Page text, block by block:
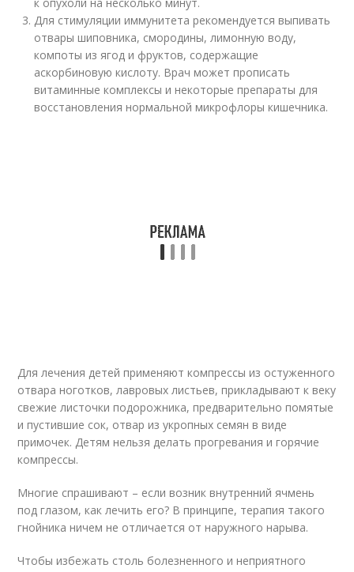
Для стимуляции иммунитета рекомендуется выпивать
отвары шиповника, смородины, лимонную воду,
компоты из ягод и фруктов, содержащие
аскорбиновую кислоту. Врач может прописать
витаминные комплексы и некоторые препараты для
восстановления нормальной микрофлоры кишечника.
Для лечения детей применяют компрессы из остуженного
отвара ноготков, лавровых листьев, прикладывают к веку
свежие листочки подорожника, предварительно помятые
и пустившие сок, отвар из укропных семян в виде
примочек. Детям нельзя делать прогревания и горячие
компрессы.
Многие спрашивают – если возник внутренний ячмень
под глазом, как лечить его? В принципе, терапия такого
гнойника ничем не отличается от наружного нарыва.
Чтобы избежать столь болезненного и неприятного